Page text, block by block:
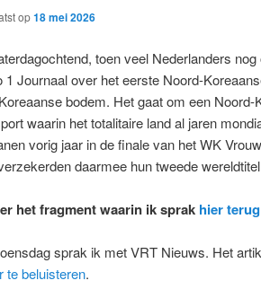
op18 mei 2026
toen veel Nederlanders
1 Journaal over het eerste Noord-
bodem. Het gaat om een
waarin het totalitaire land al jaren
vorig jaar in de finale van het WK
daarmee hun tweede
het fragment waarin ik sprak hier
sprak ik met VRT Nieuws. Het
te beluisteren.